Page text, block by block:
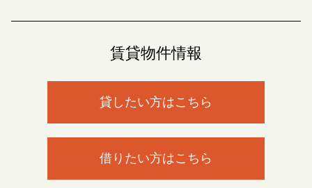
賃貸物件情報
貸したい方はこちら
借りたい方はこちら